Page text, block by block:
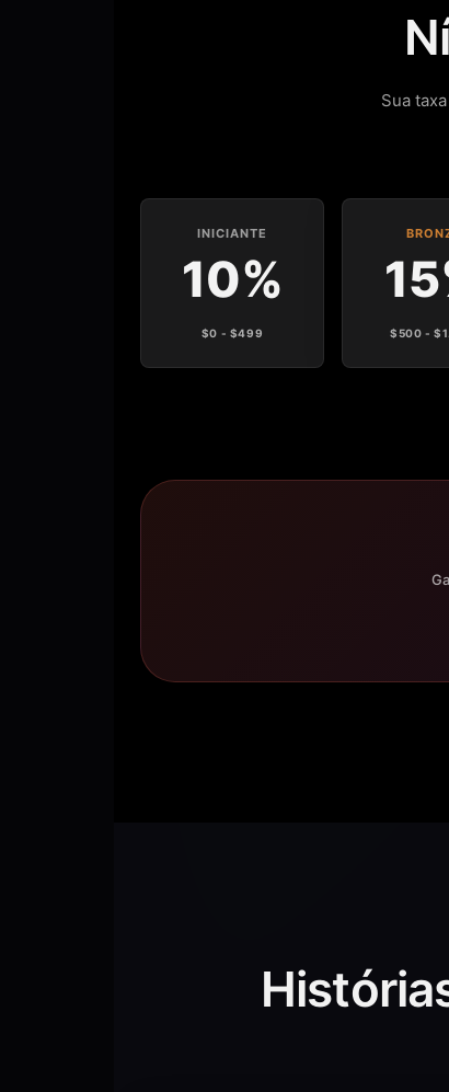
Sua
INICIANTE
10%
$0 - $499 $500 -